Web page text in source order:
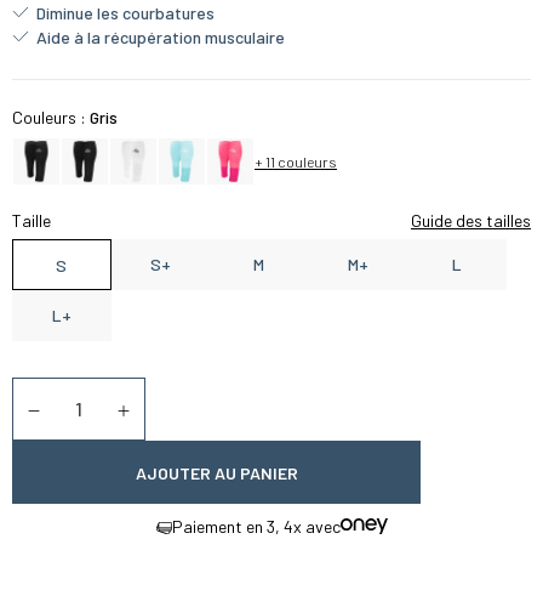
Diminue les courbatures
Aide à la récupération musculaire
Couleurs : Gris
+ 11 couleurs
Taille Guide des tailles
S S+ M M+ L
L+
AJOUTER AU PANIER
Paiement en 3, 4x avec